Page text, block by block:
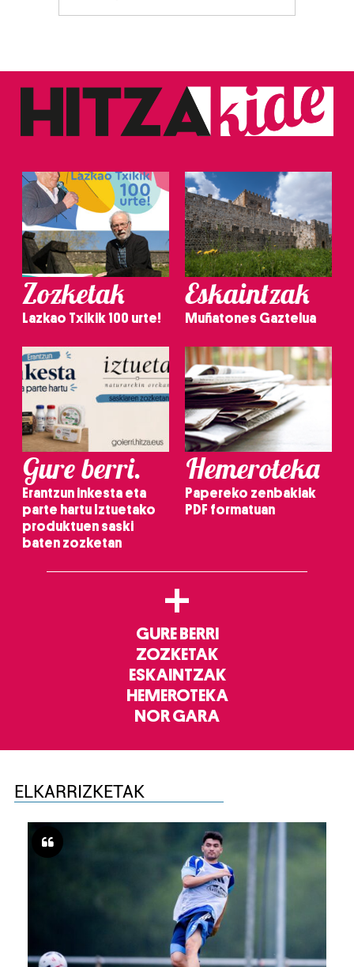
Zozketak
Lazkao Txikik 100 urte!
Eskaintzak
Muñatones Gaztelua
Gure berri.
Erantzun inkesta eta
parte hartu Iztuetako
produktuen saski
baten zozketan
Hemeroteka
Papereko zenbakiak
PDF formatuan
+
GURE BERRI
ZOZKETAK
ESKAINTZAK
HEMEROTEKA
NOR GARA
ELKARRIZKETAK